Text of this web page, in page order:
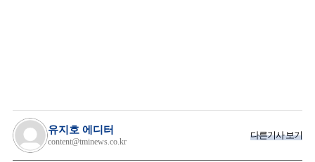
유지호 에디터
content@tminews.co.kr
다른기사 보기